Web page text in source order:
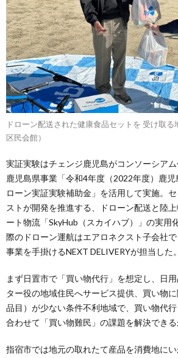
ドローン配送された健康食品セットを 受け取
区民会館）
実証実験はチェンジ鹿児島がコンソーシア
鹿児島県事業「令和4年度（2022年度）鹿
ローン実証実験補助金」を活用して実施。
ストが開発を推進する、ドローン配送と陸
ート物流「SkyHub（スカイハブ）」の実用
際のドローン運航はエアロネクスト子会社
事業を手掛けるNEXT DELIVERYが担当した。
まず日置市で「買い物代行」を想定し、日
ター役の地域住民へサービス提供、買い物
品目）が少ない条件不利地域で、買い物代
合わせて「買い物難民」の課題を解決できる
指宿市では地元の取れたて産品を消費地に